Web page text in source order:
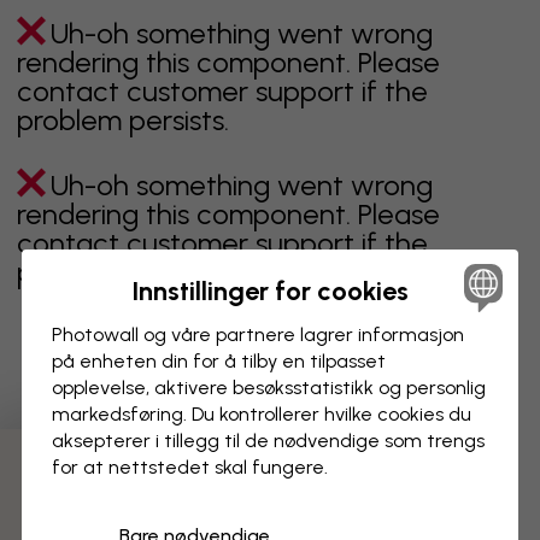
Uh-oh something went wrong
rendering this component. Please
contact customer support if the
problem persists.
Uh-oh something went wrong
rendering this component. Please
contact customer support if the
problem persists.
Viser side 1 av 1 sider
Oppdag fleire kategoriar
Innstillinger for cookies
Photowall og våre partnere lagrer informasjon
på enheten din for å tilby en tilpasset
opplevelse, aktivere besøks­statistikk og personlig
markedsføring. Du kontrollerer hvilke cookies du
aksepterer i tillegg til de nødvendige som trengs
for at nettstedet skal fungere.